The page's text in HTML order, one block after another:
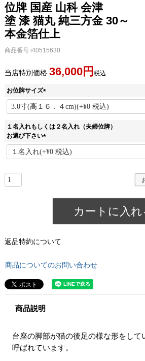
位牌 国産 山科 会津
塗 漆 猫丸 純三方金 30～
本金箔仕上
商品番号 i40515630
当店特別価格 36,000 税込
お位牌サイズ
(
必
)
１名入れもしくは２名入れ（夫婦位牌）
お選び下さい
(
必
カートに入れ
返品特約について
商品についてのお問い合わせ
商品説明
台座の脚部が猫の後足の様な形をして
呼ばれています。